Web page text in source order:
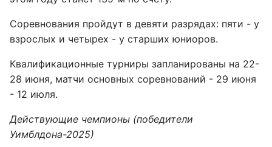
Соревнования пройдут в девяти разрядах: пяти - у
взрослых и четырех - у старших юниоров.
Квалификационные турниры запланированы на 22-
28 июня, матчи основных соревнований - 29 июня
- 12 июля.
Действующие чемпионы (победители
Уимблдона-2025)